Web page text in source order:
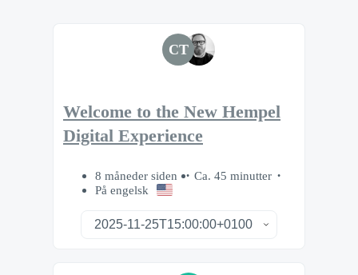
CT
Welcome to the New Hempel
Digital Experience
8 måneder siden
Ca. 45 minutter
På engelsk